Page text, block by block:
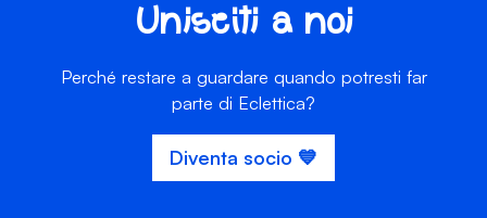
Unisciti a noi
Perché restare a guardare quando potresti far
parte di Eclettica?
Diventa socio 💙